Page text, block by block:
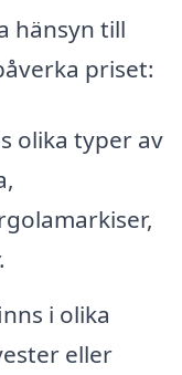
hänsyn till
priset:
olika typer av
i olika
eller